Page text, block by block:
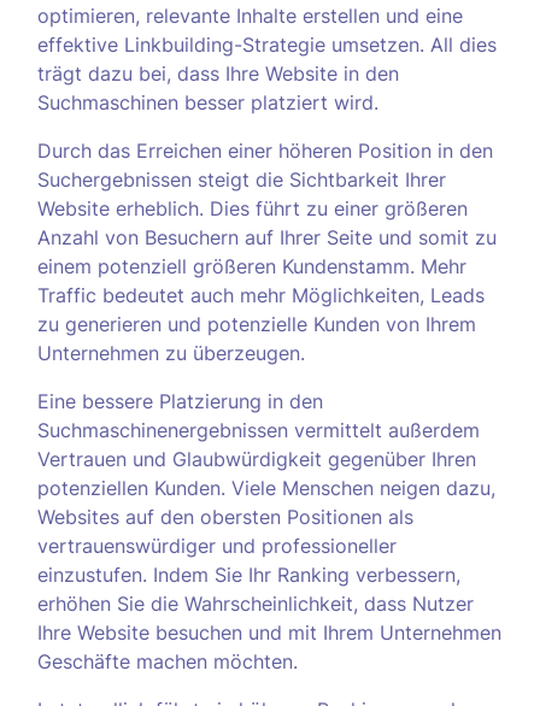
optimieren, relevante Inhalte erstellen und eine
effektive Linkbuilding-Strategie umsetzen. All dies
trägt dazu bei, dass Ihre Website in den
Suchmaschinen besser platziert wird.
Durch das Erreichen einer höheren Position in den
Suchergebnissen steigt die Sichtbarkeit Ihrer
Website erheblich. Dies führt zu einer größeren
Anzahl von Besuchern auf Ihrer Seite und somit zu
einem potenziell größeren Kundenstamm. Mehr
Traffic bedeutet auch mehr Möglichkeiten, Leads
zu generieren und potenzielle Kunden von Ihrem
Unternehmen zu überzeugen.
Eine bessere Platzierung in den
Suchmaschinenergebnissen vermittelt außerdem
Vertrauen und Glaubwürdigkeit gegenüber Ihren
potenziellen Kunden. Viele Menschen neigen dazu,
Websites auf den obersten Positionen als
vertrauenswürdiger und professioneller
einzustufen. Indem Sie Ihr Ranking verbessern,
erhöhen Sie die Wahrscheinlichkeit, dass Nutzer
Ihre Website besuchen und mit Ihrem Unternehmen
Geschäfte machen möchten.